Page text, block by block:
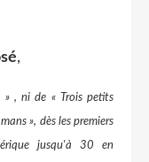
,
» , ni de « Trois petits
», dès les premiers
jusqu'à 30 en